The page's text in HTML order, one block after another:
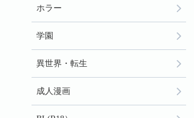
ホラー
学園
異世界・転生
成人漫画